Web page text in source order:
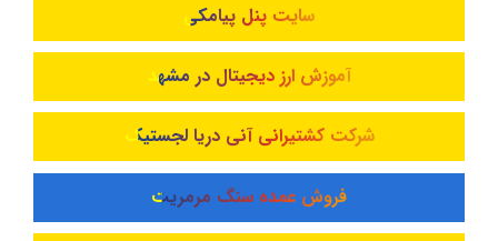
سایت پنل پیامکی
آموزش ارز دیجیتال در مشهد
شرکت کشتیرانی آنی دریا لجستیک
فروش عمده سنگ مرمریت